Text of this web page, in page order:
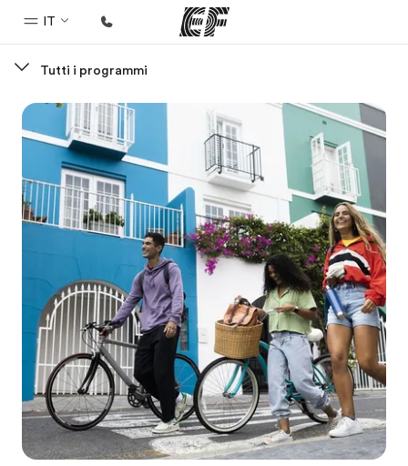
IT
Benvenuto alla EF
Programmi
Vedi la nostra offerta
Uffici
Chi siamo
La nostra organizzazione
Carriera
Lavora con noi
Tutti i programmi